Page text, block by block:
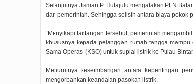
Selanjutnya Jisman P. Hutajulu mengatakan PLN
dari pemerintah. Sehingga selisih antara biaya pokok
“Menyikapi tantangan tersebut, pemerintah
khususnya kepada pelanggan rumah tangga
Sama Operasi (KSO) untuk suplai listrik ke Pulau
Menurutnya keseimbangan antara kepentingan
mengorbankan keandalan pasokan listrik.